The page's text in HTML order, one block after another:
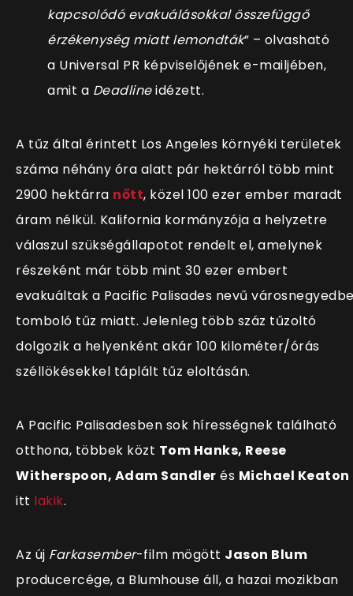
kapcsolódó evakuálásokkal összefüggő
érzékenység miatt lemondták” – olvasható
a Universal PR képviselőjének e-mailjében,
amit a Deadlineidézett.
A tűz által érintett Los Angeles környéki területek
száma néhány óra alatt pár hektárról több mint
2900 hektárra nőtt, közel 100 ezer ember maradt
áram nélkül. Kalifornia kormányzója a helyzetre
válaszul szükségállapotot rendelt el, amelynek
részeként már több mint 30 ezer embert
evakuáltak a Pacific Palisades nevű
tomboló tűz miatt. Jelenleg több száz tűzoltó
dolgozik a helyenként akár 100 kilométer/órás
széllökésekkel táplált tűz eloltásán.
A Pacific Palisadesben sok hírességnek található
otthona, többek közt Tom Hanks, Reese
Witherspoon, Adam Sandler és Michael Keaton
itt lakik.
Az új Farkasember-film mögött Jason Blum
producercége, a Blumhouse áll, a hazai mozikban